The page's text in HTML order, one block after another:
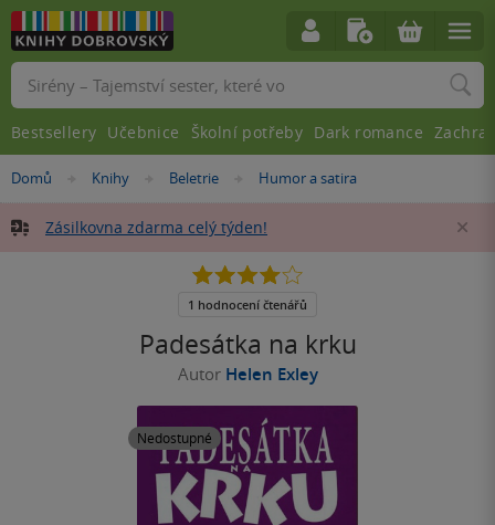
Nacházíte
zde:
Domů »
Knihy »
Beletrie »Humor a satira
Zásilkovna zdarma celý týden!
Padesátka na krku
Autor Helen Exley
Nedostupné
4.0
5
1 hodnocení čtenářů
Vyhledávání
Bestsellery Učebnice Školní potřeby Dark romance